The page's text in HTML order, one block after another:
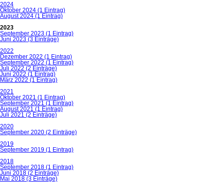
2024
Oktober 2024 (1 Eintrag)
August 2024 (1 Eintrag)
2023
September 2023 (1 Eintrag)
Juni 2023 (3 Einträge)
2022
Dezember 2022 (1 Eintrag)
September 2022 (1 Eintrag)
Juli 2022 (2 Einträge)
Juni 2022 (1 Eintrag)
März 2022 (1 Eintrag)
2021
Oktober 2021 (1 Eintrag)
September 2021 (1 Eintrag)
August 2021 (1 Eintrag)
Juli 2021 (2 Einträge)
2020
September 2020 (2 Einträge)
2019
September 2019 (1 Eintrag)
2018
September 2018 (1 Eintrag)
Juni 2018 (2 Einträge)
Mai 2018 (3 Einträge)